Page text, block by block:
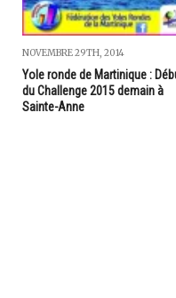
NOVEMBRE 29TH, 2014
Yole ronde de Martinique :
du Challenge 2015 demain à
Sainte-Anne